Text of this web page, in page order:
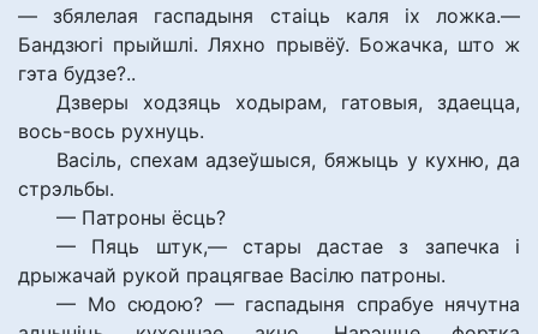
— збялелая гаспадыня стаіць каля іх ложка.—
Бандзюгі прыйшлі. Ляхно прывёў. Божачка, што ж
гэта будзе?..
Дзверы ходзяць ходырам, гатовыя, здаецца,
вось-вось рухнуць.
Васіль, спехам адзеўшыся, бяжыць у кухню, да
стрэльбы.
— Патроны ёсць?
— Пяць штук,— стары дастае з запечка і
дрыжачай рукой працягвае Васілю патроны.
— Мо сюдою? — гаспадыня спрабуе нячутна